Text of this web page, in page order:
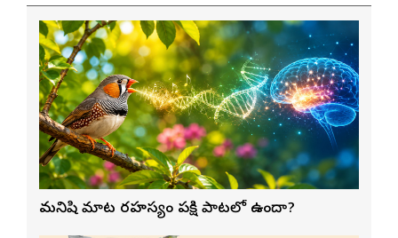
మనిషి మాట రహస్యం పక్షి పాటలో ఉందా?